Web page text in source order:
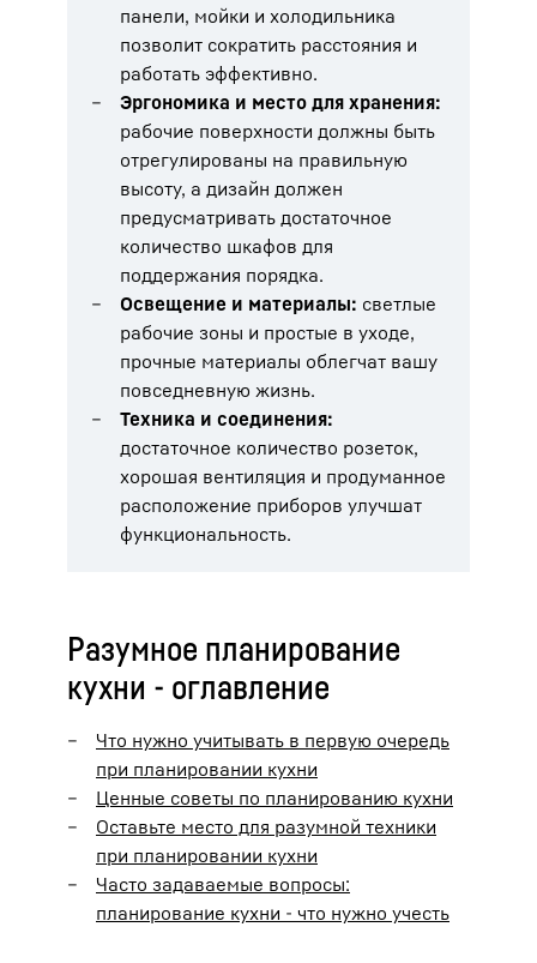
панели, мойки и холодильника
позволит сократить расстояния и
работать эффективно.
Эргономика и место для хранения:
рабочие поверхности должны быть
отрегулированы на правильную
высоту, а дизайн должен
предусматривать достаточное
количество шкафов для
поддержания порядка.
Освещение и материалы: светлые
рабочие зоны и простые в уходе,
прочные материалы облегчат вашу
повседневную жизнь.
Техника и соединения:
достаточное количество розеток,
хорошая вентиляция и продуманное
расположение приборов улучшат
функциональность.
Разумное планирование
кухни - оглавление
Что нужно учитывать в первую очередь
при планировании кухни
Ценные советы по планированию кухни
Оставьте место для разумной техники
при планировании кухни
Часто задаваемые вопросы:
планирование кухни - что нужно учесть